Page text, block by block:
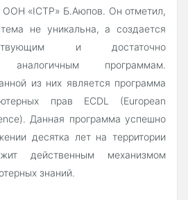
ООН «ICTP» Б.Аюпов. Он отметил,
не уникальна, а создается
и достаточно
аналогичным программам.
из них является программа
прав ECDL (European
Данная программа успешно
десятка лет на территории
действенным механизмом
знаний.